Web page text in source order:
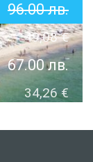
96.00лв.
49,08€
67.00лв.
34,26€